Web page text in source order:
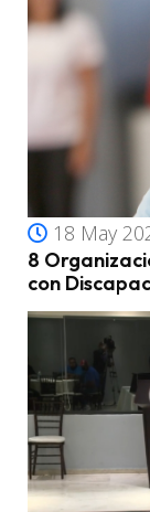
18 May
8
con